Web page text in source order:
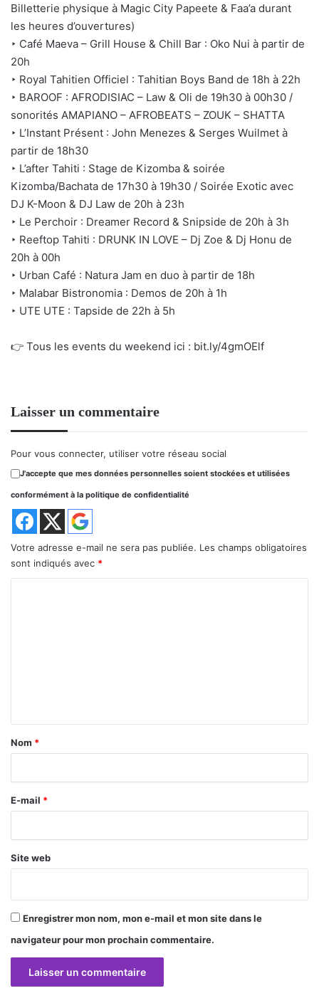
Billetterie physique à Magic City Papeete & Faa’a durant
les heures d’ouvertures)
‣ Café Maeva – Grill House & Chill Bar : Oko Nui à partir de
20h
‣ Royal Tahitien Officiel : Tahitian Boys Band de 18h à 22h
‣ BAROOF : AFRODISIAC – Law & Oli de 19h30 à 00h30 /
sonorités AMAPIANO – AFROBEATS – ZOUK – SHATTA
‣ L’Instant Présent : John Menezes & Serges Wuilmet à
partir de 18h30
‣ L’after Tahiti : Stage de Kizomba & soirée
Kizomba/Bachata de 17h30 à 19h30 / Soirée Exotic avec
DJ K-Moon & DJ Law de 20h à 23h
‣ Le Perchoir : Dreamer Record & Snipside de 20h à 3h
‣ Reeftop Tahiti : DRUNK IN LOVE – Dj Zoe & Dj Honu de
20h à 00h
‣ Urban Café : Natura Jam en duo à partir de 18h
‣ Malabar Bistronomia : Demos de 20h à 1h
‣ UTE UTE : Tapside de 22h à 5h
👉 Tous les events du weekend ici : bit.ly/4gmOElf
Laisser un commentaire
Pour vous connecter, utiliser votre réseau social
J'accepte que mes données personnelles soient stockées et utilisées
conformément à la politique de confidentialité
Votre adresse e-mail ne sera pas publiée. Les champs obligatoires
sont indiqués avec *
a
r
e
Nom *
E-mail *
Site web
Enregistrer mon nom, mon e-mail et mon site dans le
navigateur pour mon prochain commentaire.